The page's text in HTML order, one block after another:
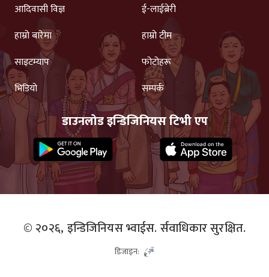
आदिवासी विज्ञ
ई-लाईब्रेरी
हाम्रो बारेमा
हाम्रो टीम
साइटम्याप
फोटोहरू
भिडियो
सम्पर्क
डाउनलोड इन्डिजिनियस टिभी एप
© २०२६, इन्डिजिनियस भ्वाईस. र्सवाधिकार सुरक्षित.
डिजाइन: